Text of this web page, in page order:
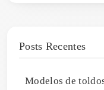
Posts Recentes
Modelos de